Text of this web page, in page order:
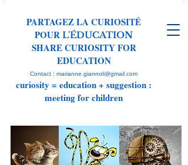
PARTAGEZ LA CURIOSITÉ
POUR L'ÉDUCATION
SHARE CURIOSITY FOR
EDUCATION
Contact : marianne.giannoli@gmail.com
curiosity = education + suggestion :
meeting for children